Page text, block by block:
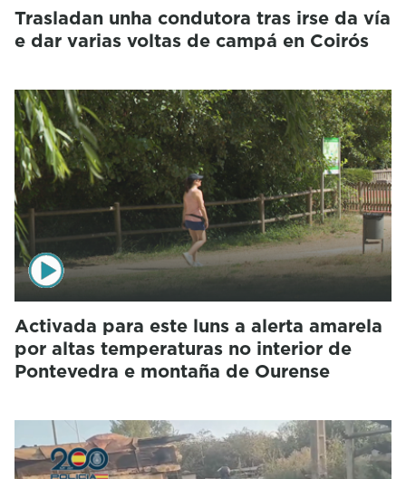
Trasladan unha condutora tras irse da vía
e dar varias voltas de campá en Coirós
Activada para este luns a alerta amarela
por altas temperaturas no interior de
Pontevedra e montaña de Ourense